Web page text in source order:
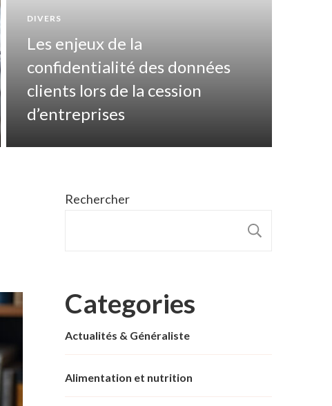
DIVERS
Les enjeux de la
confidentialité des données
clients lors de la cession
d’entreprises
Rechercher
Categories
Actualités & Généraliste
Alimentation et nutrition